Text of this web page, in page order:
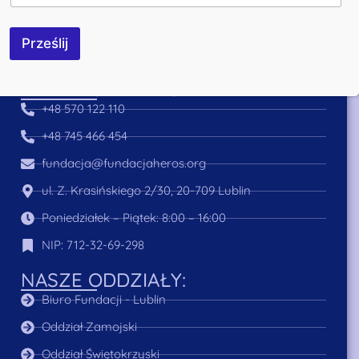
Bezpieczeństwo transakcji zapewnia:
+48 570 122 110
+48 745 466 454
fundacja@fundacjaheros.org
ul. Z. Krasińskiego 2/30, 20-709 Lublin
Poniedziałek – Piątek: 8:00 – 16:00
NIP: 712-32-69-298
NASZE ODDZIAŁY:
Biuro Fundacji - Lublin
Oddział Zamojski
Oddział Świętokrzyski
Prześlij